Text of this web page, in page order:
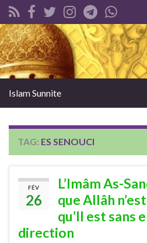
Search for:
Islam Sunnite
TAG: ES SENOUCI
FÉV
26
L’Imâm As-
que Allâh
qu’Il est sans
direction